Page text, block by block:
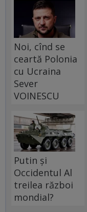
Noi, cînd se
ceartă Polonia
cu Ucraina
Sever
VOINESCU
Putin și
Occidentul Al
treilea război
mondial?